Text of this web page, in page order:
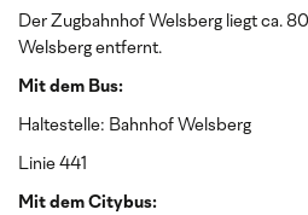
Der Zugbahnhof Welsberg liegt ca.
Welsberg entfernt.
Mit dem Bus:
Haltestelle: Bahnhof Welsberg
Linie 441
Mit dem Citybus: